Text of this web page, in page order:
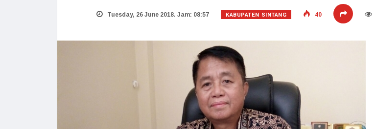
Tuesday, 26 June 2018. Jam: 08:57 KABUPATEN SINTANG 40